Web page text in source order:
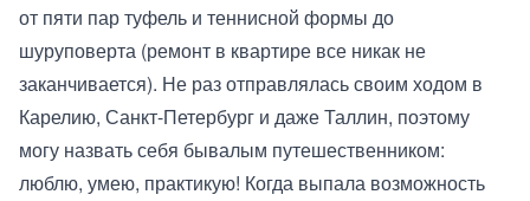
от пяти пар туфель и теннисной формы до
шуруповерта (ремонт в квартире все никак не
заканчивается). Не раз отправлялась своим ходом в
Карелию, Санкт-Петербург и даже Таллин, поэтому
могу назвать себя бывалым путешественником:
люблю, умею, практикую! Когда выпала возможность